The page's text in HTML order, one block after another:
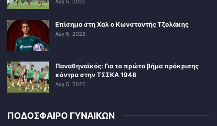
Επίσημα στη Χαλ ο Κωνσταντής Τζολάκης
Αυγ 5, 2026
Παναθηναϊκός: Για το πρώτο βήμα πρόκρισης
κόντρα στην ΤΣΣΚΑ 1948
Αυγ 5, 2026
ΠΟΔΟΣΦΑΙΡΟ ΓΥΝΑΙΚΩΝ